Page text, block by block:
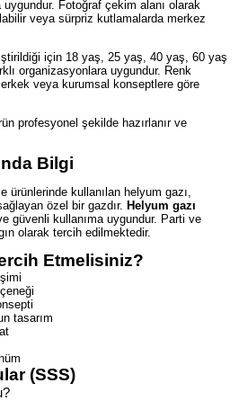
Fotoğraf çekim alanı olarak
veya sürpriz kutlamalarda merkez
için 18 yaş, 25 yaş, 40 yaş, 60 yaş
organizasyonlara uygundur. Renk
veya kurumsal konseptlere göre
profesyonel şekilde hazırlanır ve
Bilgi
ürünlerinde kullanılan helyum gazı,
özel bir gazdır. Helyum gazı
güvenli kullanıma uygundur. Parti ve
olarak tercih edilmektedir.
Etmelisiniz?
tasarım
(SSS)